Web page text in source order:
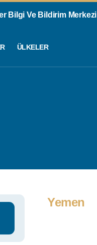
Bilgi Ve Bildirim Merkezi
ÜLKELER
Yemen